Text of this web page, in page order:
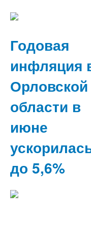
Годовая
инфляция
Орловской
области в
июне
до 5,6%